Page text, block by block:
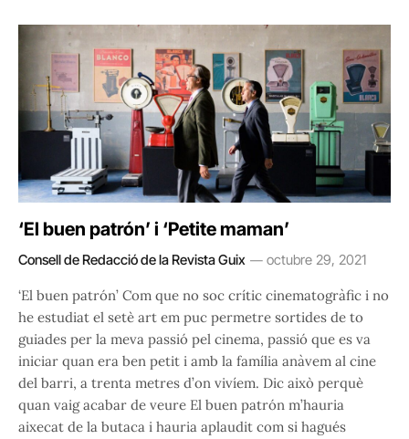
‘El buen patrón’ i ‘Petite maman’
Consell de Redacció de la Revista Guix octubre 29, 2021
‘El buen patrón’ Com que no soc crític cinematogràfic i no
he estudiat el setè art em puc permetre sortides de to
guiades per la meva passió pel cinema, passió que es va
iniciar quan era ben petit i amb la família anàvem al cine
del barri, a trenta metres d’on vivíem. Dic això perquè
quan vaig acabar de veure El buen patrón m’hauria
aixecat de la butaca i hauria aplaudit com si hagués